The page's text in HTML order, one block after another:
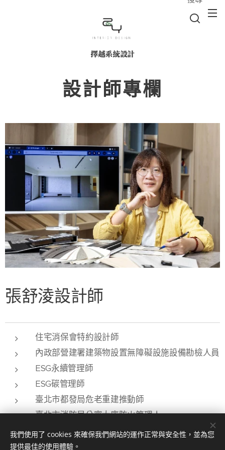
擇越系統設計
設計師專欄
張舒淩設計師
住宅消保會特約設計師
內政部營建署建築物設置無障礙設施設備勘檢人員
ESG永續管理師
ESG碳管理師
臺北市都發局危老重建推動師
臺北市消防局公寓大廈防火管理人
我們使用了 cookies 來確保我們網站的運作正常與安全性，並為您
提供最佳的使用體驗。